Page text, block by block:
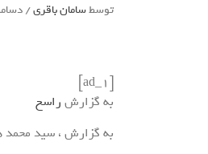
توسطسامان باقری/دسامبر
به گزارش راسخ
به گزارش ، سید محمد